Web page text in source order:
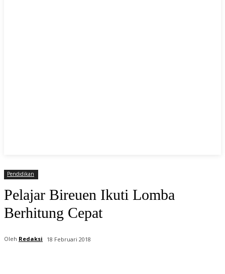
Pendidikan
Pelajar Bireuen Ikuti Lomba
Berhitung Cepat
Oleh Redaksi 18 Februari 2018